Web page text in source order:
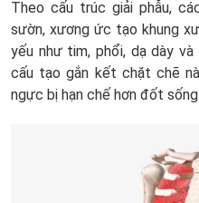
Theo cấu trúc giải phẫu,
sườn, xương ức tạo khung
yếu như tim, phổi, dạ dày
cấu tạo gắn kết chặt chẽ
ngực bị hạn chế hơn đốt